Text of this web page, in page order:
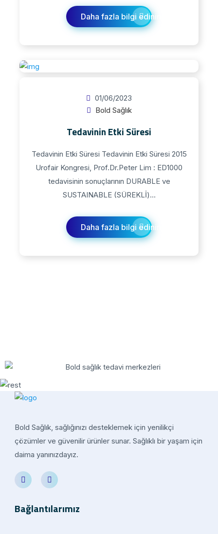
Daha fazla bilgi edinin
01/06/2023
Bold Sağlık
Tedavinin Etki Süresi
Tedavinin Etki Süresi Tedavinin Etki Süresi 2015
Urofair Kongresi, Prof.Dr.Peter Lim : ED1000
tedavisinin sonuçlarının DURABLE ve
SUSTAINABLE (SÜREKLİ)...
Daha fazla bilgi edinin
Bold Sağlık, sağlığınızı desteklemek için yenilikçi
çözümler ve güvenilir ürünler sunar. Sağlıklı bir yaşam için
daima yanınızdayız.
Bağlantılarımız